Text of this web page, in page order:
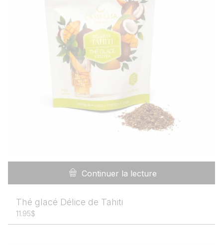
Gâteaux et friandises
Confitures et tartinades
Condiments et épices
Pollen et granola
Amis vignerons et vins de miel
Cafés, thés et tisanes
Épicerie en promotion
Nos miels
Coffrets de miels
Miels bruts
Continuer la lecture
Thé glacé Délice de Tahiti
11.95$